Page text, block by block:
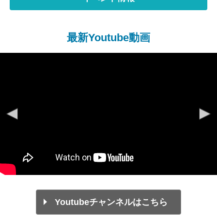
最新Youtube動画
Youtubeチャンネルはこちら